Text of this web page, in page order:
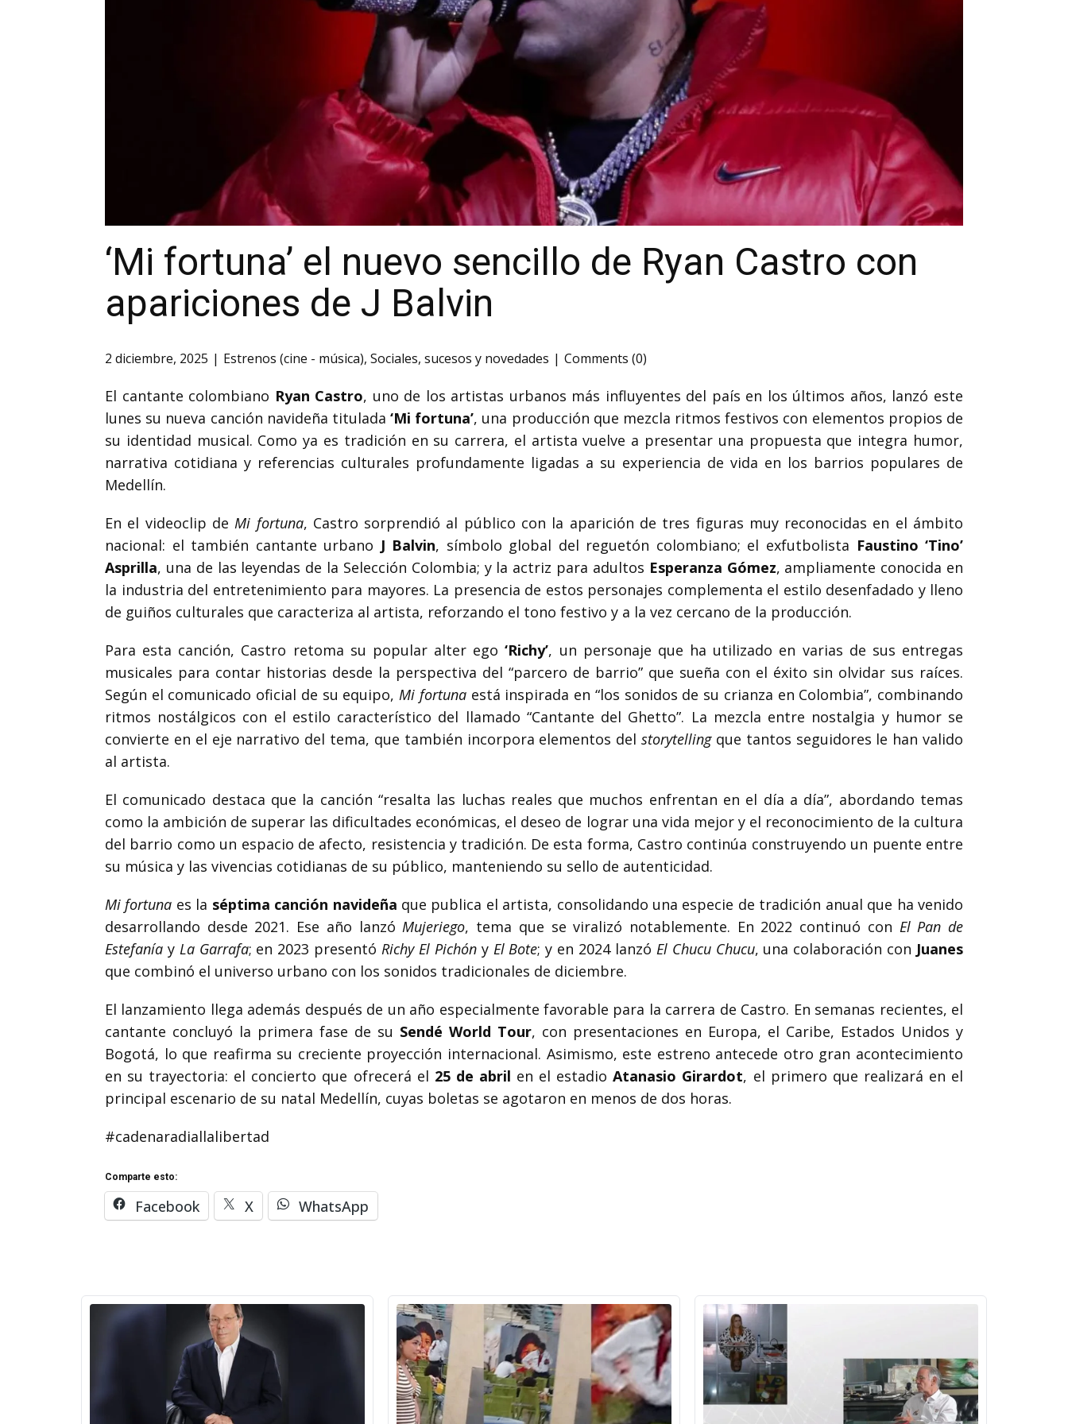
‘Mi fortuna’ el nuevo sencillo de Ryan Castro con
apariciones de J Balvin
2 diciembre, 2025 Estrenos (cine - música), Sociales, sucesos y novedades Comments (0)
El cantante colombiano Ryan Castro, uno de los artistas urbanos más influyentes del país en los últimos años, lanzó este
lunes su nueva canción navideña titulada‘Mi fortuna’, una producción que mezcla ritmos festivos con elementos propios de
su identidad musical. Como ya es tradición en su carrera, el artista vuelve a presentar una propuesta que integra humor,
narrativa cotidiana y referencias culturales profundamente ligadas a su experiencia de vida en los barrios populares de
Medellín.
En el videoclip deMi fortuna, Castro sorprendió al público con la aparición de tres figuras muy reconocidas en el ámbito
nacional: el también cantante urbano J Balvin, símbolo global del reguetón colombiano; el exfutbolista Faustino ‘Tino’
Asprilla, una de las leyendas de la Selección Colombia; y la actriz para adultos Esperanza Gómez, ampliamente conocida en
la industria del entretenimiento para mayores. La presencia de estos personajes complementa el estilo desenfadado y lleno
de guiños culturales que caracteriza al artista, reforzando el tono festivo y a la vez cercano de la producción.
Para esta canción, Castro retoma su popular alter ego‘Richy’, un personaje que ha utilizado en varias de sus entregas
musicales para contar historias desde la perspectiva del “parcero de barrio” que sueña con el éxito sin olvidar sus raíces.
Según el comunicado oficial de su equipo,Mi fortunaestá inspirada en “los sonidos de su crianza en Colombia”, combinando
ritmos nostálgicos con el estilo característico del llamado “Cantante del Ghetto”. La mezcla entre nostalgia y humor se
convierte en el eje narrativo del tema, que también incorpora elementos del storytellingque tantos seguidores le han valido
al artista.
El comunicado destaca que la canción “resalta las luchas reales que muchos enfrentan en el día a día”, abordando temas
como la ambición de superar las dificultades económicas, el deseo de lograr una vida mejor y el reconocimiento de la cultura
del barrio como un espacio de afecto, resistencia y tradición. De esta forma, Castro continúa construyendo un puente entre
su música y las vivencias cotidianas de su público, manteniendo su sello de autenticidad.
Mi fortuna es la séptima canción navideña que publica el artista, consolidando una especie de tradición anual que ha venido
desarrollando desde 2021. Ese año lanzóMujeriego, tema que se viralizó notablemente. En 2022 continuó con El Pan de
Estefanía y La Garrafa; en 2023 presentóRichy El Pichóny El Bote; y en 2024 lanzó El Chucu Chucu, una colaboración con Juanes
que combinó el universo urbano con los sonidos tradicionales de diciembre.
El lanzamiento llega además después de un año especialmente favorable para la carrera de Castro. En semanas recientes, el
cantante concluyó la primera fase de su Sendé World Tour, con presentaciones en Europa, el Caribe, Estados Unidos y
Bogotá, lo que reafirma su creciente proyección internacional. Asimismo, este estreno antecede otro gran acontecimiento
en su trayectoria: el concierto que ofrecerá el 25 de abril en el estadioAtanasio Girardot, el primero que realizará en el
principal escenario de su natal Medellín, cuyas boletas se agotaron en menos de dos horas.
#cadenaradiallalibertad
Comparte esto:
Facebook X WhatsApp